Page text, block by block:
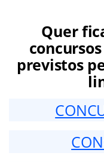
Quer
previstos